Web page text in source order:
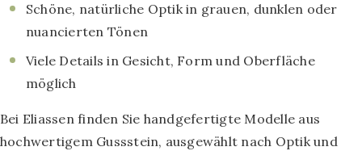
Schöne, natürliche Optik in grauen, dunklen oder
nuancierten Tönen
Viele Details in Gesicht, Form und Oberfläche
möglich
Bei Eliassen finden Sie handgefertigte Modelle aus
hochwertigem Gussstein, ausgewählt nach Optik und